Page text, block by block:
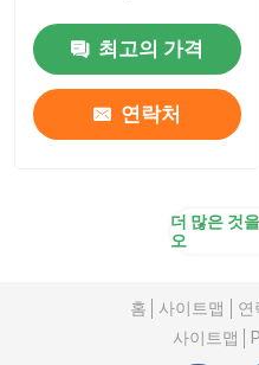
최고의 가격
연락처
더 많은 것
오
홈 사이트맵 연
사이트맵